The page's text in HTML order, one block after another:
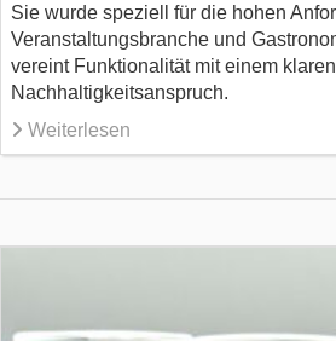
Sie wurde speziell für die hohen
Veranstaltungsbranche und
vereint Funktionalität mit einem klaren
Nachhaltigkeitsanspruch.
Weiterlesen